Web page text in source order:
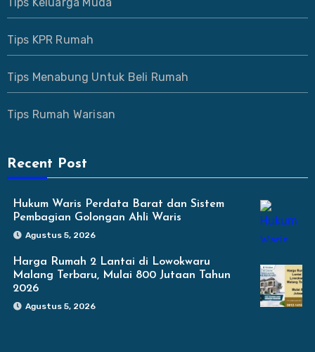
Tips Keluarga Muda
Tips KPR Rumah
Tips Menabung Untuk Beli Rumah
Tips Rumah Warisan
Recent Post
Hukum Waris Perdata Barat dan Sistem
Pembagian Golongan Ahli Waris
Agustus 5, 2026
Harga Rumah 2 Lantai di Lowokwaru
Malang Terbaru, Mulai 800 Jutaan Tahun
2026
Agustus 5, 2026